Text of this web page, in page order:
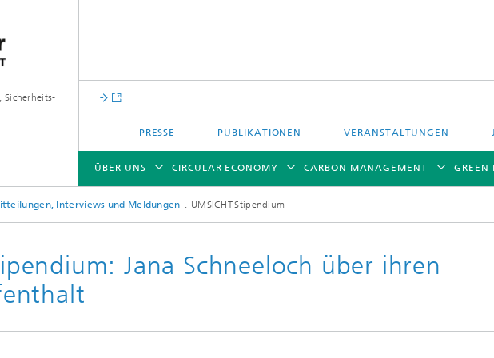
PRESSE PUBLIKATIONEN VERANSTALTUNGEN
ÜBER UNS CIRCULAR ECONOMY CARBON MANAGEMENT GREEN
Interviews und Meldungen UMSICHT-Stipendium
Jana Schneeloch über ihren